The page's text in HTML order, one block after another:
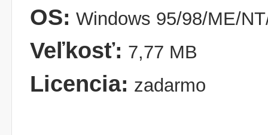
OS: Windows 95/98/ME/
Veľkosť: 7,77 MB
Licencia: zadarmo